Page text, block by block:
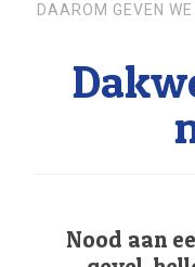
DAAROM GEVEN
Nood aan